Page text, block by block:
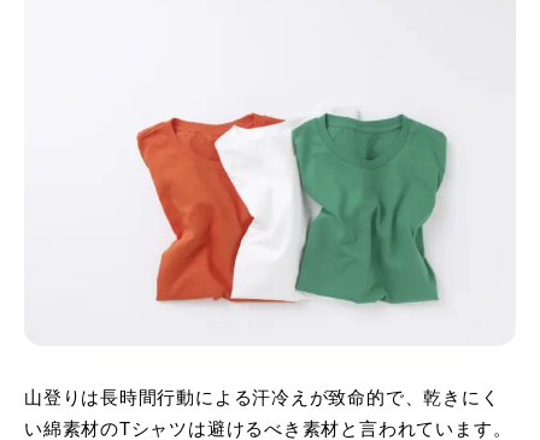
山登りは長時間行動による汗冷えが致命的で、乾きにく
い綿素材のTシャツは避けるべき素材と言われています。